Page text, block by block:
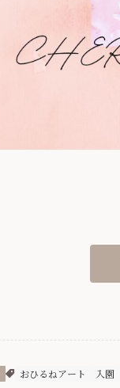
おひるねアート 入園